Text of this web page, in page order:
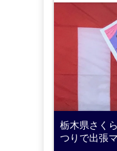
栃木県さく
つりで出張